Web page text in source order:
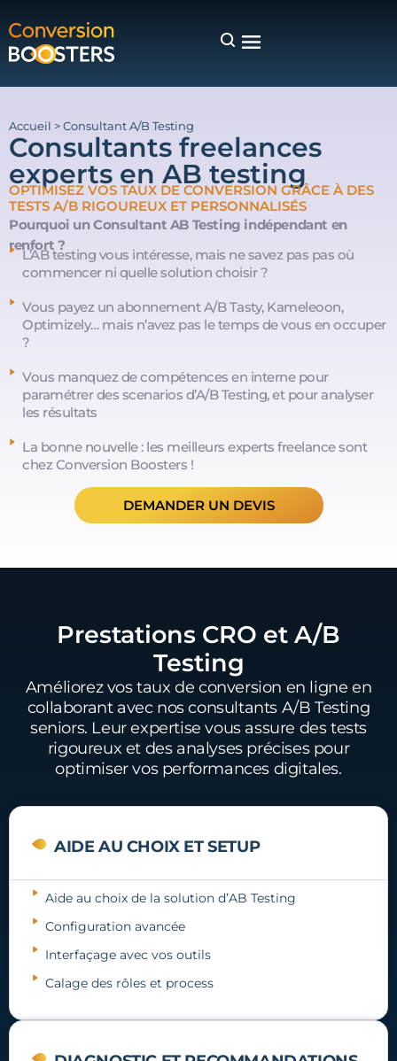
Accueil >Consultant A/B Testing
Consultants freelances
experts en AB testing
OPTIMISEZ VOS TAUX DE CONVERSION GRÂCE À DES
TESTS A/B RIGOUREUX ET PERSONNALISÉS
Pourquoi un Consultant AB Testing indépendant en
renfort ?
L’AB testing vous intéresse, mais ne savez pas pas où
commencer ni quelle solution choisir ?
Vous payez un abonnement A/B Tasty, Kameleoon,
Optimizely… mais n’avez pas le temps de vous en occuper
?
Vous manquez de compétences en interne pour
paramétrer des scenarios d’A/B Testing, et pour analyser
les résultats
La bonne nouvelle : les meilleurs experts freelance sont
chez Conversion Boosters !
DEMANDER UN DEVIS
Prestations CRO et A/B
Testing
Améliorez vos taux de conversion en ligne en
collaborant avec nos consultants A/B Testing
seniors. Leur expertise vous assure des tests
rigoureux et des analyses précises pour
optimiser vos performances digitales.
AIDE AU CHOIX ET SETUP
Aide au choix de la solution d’AB Testing
Configuration avancée
Interfaçage avec vos outils
Calage des rôles et process